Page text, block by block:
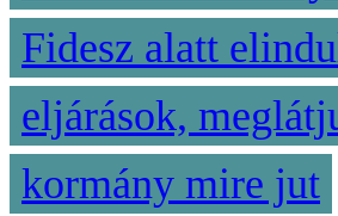
Fidesz alatt
eljárások,
kormány mire jut